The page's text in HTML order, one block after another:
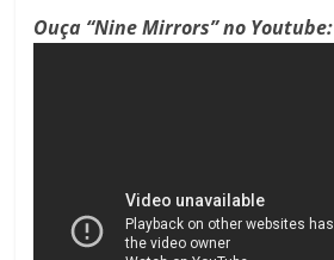
Ouça “Nine Mirrors” no Youtube: